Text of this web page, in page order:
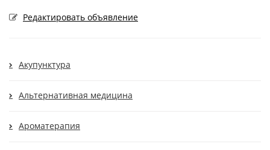
Редактировать объявление
Акупунктура
Альтернативная медицина
Ароматерапия